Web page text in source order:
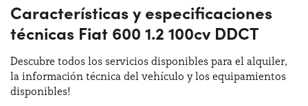
Características y especificaciones
técnicas Fiat 600 1.2 100cv DDCT
Descubre todos los servicios disponibles para el alquiler,
la información técnica del vehículo y los equipamientos
disponibles!